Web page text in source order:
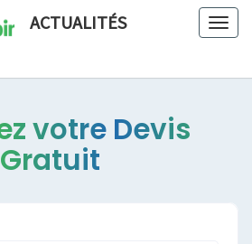
ACTUALITÉS
votre Devis
Gratuit